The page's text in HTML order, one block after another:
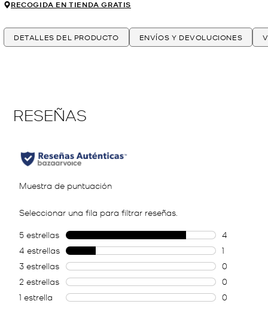
RECOGIDA EN TIENDA GRATIS
DETALLES DEL PRODUCTO ENVÍOS Y DEVOLUCIONES